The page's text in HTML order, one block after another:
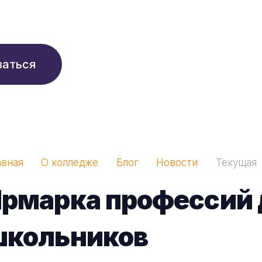
О колледже Блог Новости Текущая
профессий